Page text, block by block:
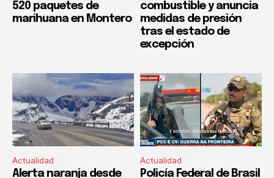
520 paquetes de
marihuana en Montero
combustible y anuncia
medidas de presión
tras el estado de
excepción
Actualidad
Alerta naranja desde
Actualidad
Policía Federal de Brasil